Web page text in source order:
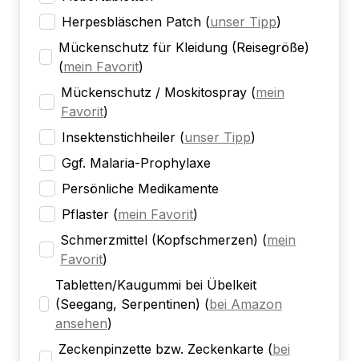
Herpesbläschen Patch (unser Tipp)
Mückenschutz für Kleidung (Reisegröße)
(mein Favorit)
Mückenschutz / Moskitospray (mein
Favorit)
Insektenstichheiler (unser Tipp)
Ggf. Malaria-Prophylaxe
Persönliche Medikamente
Pflaster (mein Favorit)
Schmerzmittel (Kopfschmerzen) (mein
Favorit)
Tabletten/Kaugummi bei Übelkeit
(Seegang, Serpentinen) (bei Amazon
ansehen)
Zeckenpinzette bzw. Zeckenkarte (bei